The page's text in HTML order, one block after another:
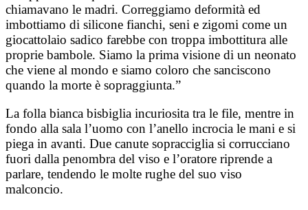
chiamavano le madri. Correggiamo deformità ed
imbottiamo di silicone fianchi, seni e zigomi come un
giocattolaio sadico farebbe con troppa imbottitura alle
proprie bambole. Siamo la prima visione di un neonato
che viene al mondo e siamo coloro che sanciscono
quando la morte è sopraggiunta.”
La folla bianca bisbiglia incuriosita tra le file, mentre in
fondo alla sala l’uomo con l’anello incrocia le mani e si
piega in avanti. Due canute sopracciglia si corrucciano
fuori dalla penombra del viso e l’oratore riprende a
parlare, tendendo le molte rughe del suo viso
malconcio.